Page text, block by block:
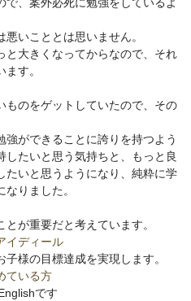
、案外必死に勉強をしているよ
いこととは思いません。
と大きくなってからなので、それ
す。
ものをゲットしていたので、その
ができることに誇りを持つよう
したいと思う気持ちと、もっと良
たいと思うようになり、純粋に学
りました。
が重要だと考えています。
イディール
様の目標達成を実現します。
ている方
です